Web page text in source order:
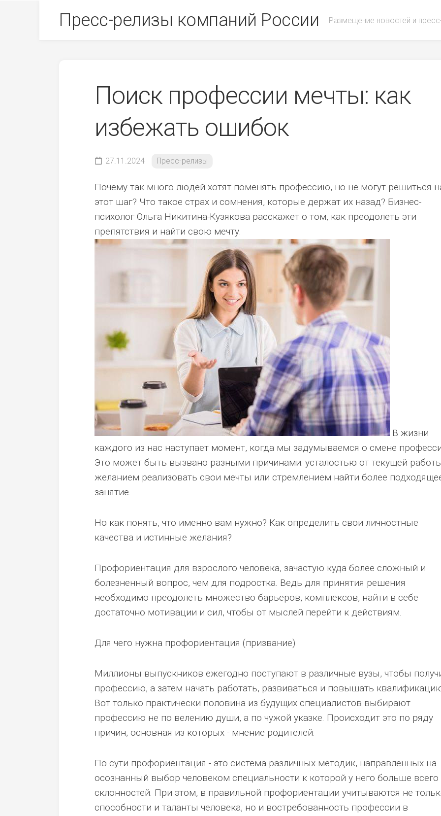
Пресс-релизы компаний России Размещение новостей и
Поиск профессии мечты: как
избежать ошибок
27.11.2024 Пресс-релизы
Почему так много людей хотят поменять профессию, но не могут решиться
этот шаг? Что такое страх и сомнения, которые держат их назад? Бизнес-
психолог Ольга Никитина-Кузякова расскажет о том, как преодолеть эти
препятствия и найти свою мечту.
В жизни
каждого из нас наступает момент, когда мы задумываемся о смене
Это может быть вызвано разными причинами: усталостью от текущей
желанием реализовать свои мечты или стремлением найти более
занятие.
Но как понять, что именно вам нужно? Как определить свои личностные
качества и истинные желания?
Профориентация для взрослого человека, зачастую куда более сложный и
болезненный вопрос, чем для подростка. Ведь для принятия решения
необходимо преодолеть множество барьеров, комплексов, найти в себе
достаточно мотивации и сил, чтобы от мыслей перейти к действиям.
Для чего нужна профориентация (призвание)
Миллионы выпускников ежегодно поступают в различные вузы, чтобы
профессию, а затем начать работать, развиваться и повышать
Вот только практически половина из будущих специалистов выбирают
профессию не по велению души, а по чужой указке. Происходит это по ряду
причин, основная из которых - мнение родителей.
По сути профориентация - это система различных методик, направленных на
осознанный выбор человеком специальности к которой у него больше всего
склонностей. При этом, в правильной профориентации учитываются не
способности и таланты человека, но и востребованность профессии в